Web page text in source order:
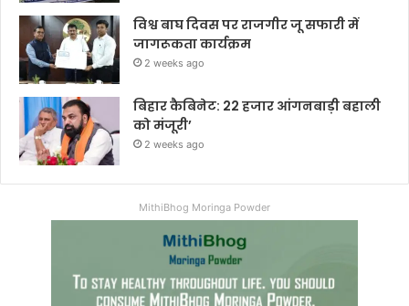
विश्व बाघ दिवस पर राजगीर जू सफारी में
जागरूकता कार्यक्रम
2 weeks ago
बिहार कैबिनेट: 22 हजार आंगनबाड़ी बहाली
को मंजूरी’
2 weeks ago
MithiBhog Moringa Powder